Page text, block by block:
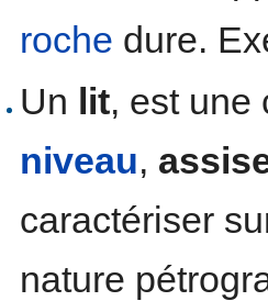
roche dure.
Un lit, est une
niveau,
caractériser
nature